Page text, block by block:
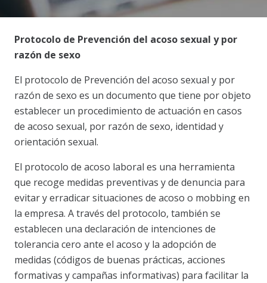
Protocolo de Prevención del acoso sexual y por
razón de sexo
El protocolo de Prevención del acoso sexual y por
razón de sexo es un documento que tiene por objeto
establecer un procedimiento de actuación en casos
de acoso sexual, por razón de sexo, identidad y
orientación sexual.
El protocolo de acoso laboral es una herramienta
que recoge medidas preventivas y de denuncia para
evitar y erradicar situaciones de acoso o mobbing en
la empresa. A través del protocolo, también se
establecen una declaración de intenciones de
tolerancia cero ante el acoso y la adopción de
medidas (códigos de buenas prácticas, acciones
formativas y campañas informativas) para facilitar la